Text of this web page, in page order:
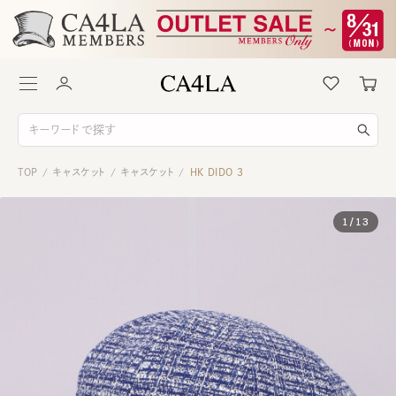
TOP / キャスケット / キャスケット / HK DIDO 3
1 / 13